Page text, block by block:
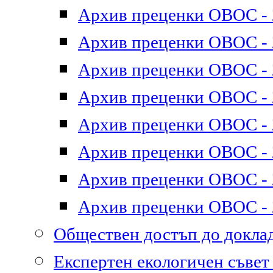
Архив преценки ОВОС -
Архив преценки ОВОС -
Архив преценки ОВОС -
Архив преценки ОВОС -
Архив преценки ОВОС -
Архив преценки ОВОС -
Архив преценки ОВОС -
Архив преценки ОВОС -
Обществен достъп до
Експертен екологичен